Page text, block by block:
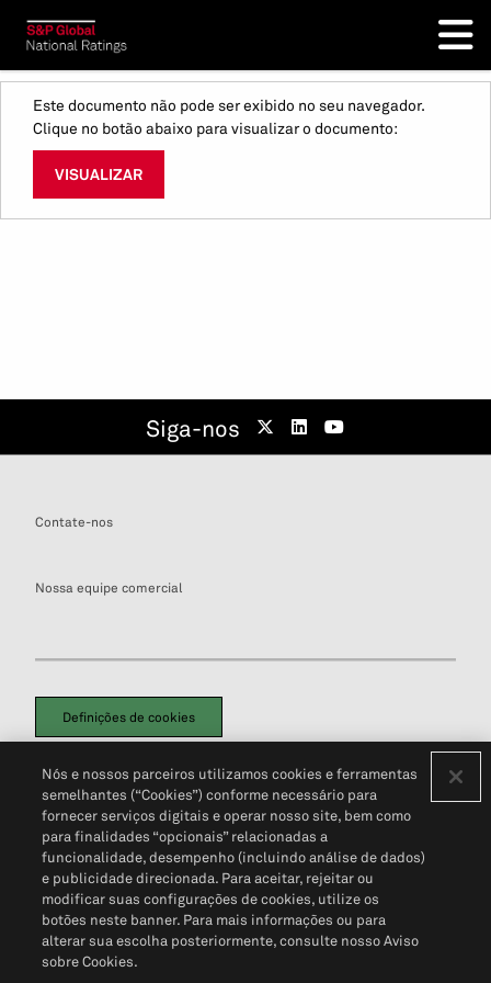
Este documento não pode ser exibido no seu navegador.
Clique no botão abaixo para visualizar o documento:
VISUALIZAR
Siga-nos
Contate-nos
Nossa equipe comercial
Definições de cookies
Política de PrivacidadePortal de privacidade do cliente (em inglês)
Não Venda Minhas Informações Pessoais© 2026 S&P Global
Nós e nossos parceiros utilizamos cookies e ferramentas
semelhantes (“Cookies”) conforme necessário para
fornecer serviços digitais e operar nosso site, bem como
para finalidades “opcionais” relacionadas a
funcionalidade, desempenho (incluindo análise de dados)
e publicidade direcionada. Para aceitar, rejeitar ou
modificar suas configurações de cookies, utilize os
botões neste banner. Para mais informações ou para
alterar sua escolha posteriormente, consulte nosso Aviso
sobre Cookies.